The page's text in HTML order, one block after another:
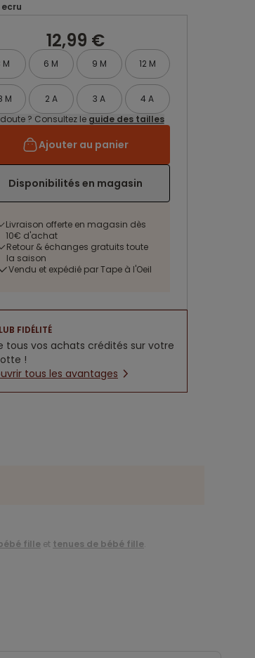
ecru
12,99 €
M 6 M 9 M 12 M
M 2 A 3 A
4 A
doute ? Consultez le guide des tailles
Ajouter au panier
Disponibilités en magasin
Livraison offerte en magasin dès
10€ d'achat
Retour & échanges gratuits toute
la saison
Vendu et expédié par Tape à l'Oeil
FIDÉLITÉ
tous vos achats crédités sur votre
!
tous les avantages
fille et tenues de bébé fille.